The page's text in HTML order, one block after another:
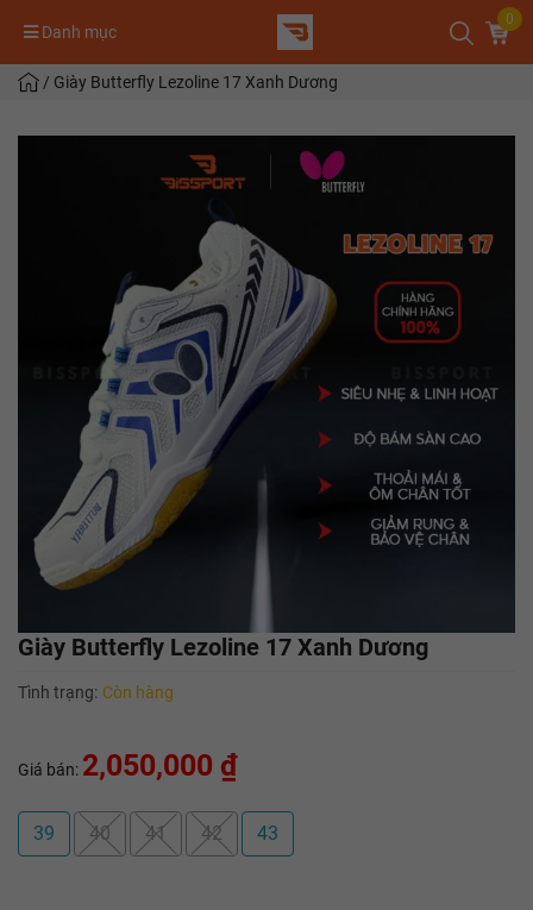
Danh mục
0
/ Giày Butterfly Lezoline 17 Xanh Dương
Giày Butterfly Lezoline 17 Xanh Dương
Tình trạng: Còn hàng
Giá bán: 2,050,000 ₫
39 40 41 42 43